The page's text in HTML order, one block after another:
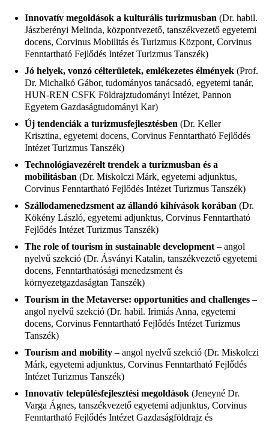
Innovatív megoldások a kulturális turizmusban (Dr. habil.
Jászberényi Melinda, központvezető, tanszékvezető egyetemi
docens, Corvinus Mobilitás és Turizmus Központ, Corvinus
Fenntartható Fejlődés Intézet Turizmus Tanszék)
Jó helyek, vonzó célterületek, emlékezetes élmények (Prof.
Dr. Michalkó Gábor, tudományos tanácsadó, egyetemi tanár,
HUN-REN CSFK Földrajztudományi Intézet, Pannon
Egyetem Gazdaságtudományi Kar)
Új tendenciák a turizmusfejlesztésben (Dr. Keller
Krisztina, egyetemi docens, Corvinus Fenntartható Fejlődés
Intézet Turizmus Tanszék)
Technológiavezérelt trendek a turizmusban és a
mobilitásban (Dr. Miskolczi Márk, egyetemi adjunktus,
Corvinus Fenntartható Fejlődés Intézet Turizmus Tanszék)
Szállodamenedzsment az állandó kihívások korában (Dr.
Kökény László, egyetemi adjunktus, Corvinus Fenntartható
Fejlődés Intézet Turizmus Tanszék)
The role of tourism in sustainable development – angol
nyelvű szekció (Dr. Ásványi Katalin, tanszékvezető egyetemi
docens, Fenntarthatósági menedzsment és
környezetgazdaságtan Tanszék)
Tourism in the Metaverse: opportunities and challenges –
angol nyelvű szekció (Dr. habil. Irimiás Anna, egyetemi
docens, Corvinus Fenntartható Fejlődés Intézet Turizmus
Tanszék)
Tourism and mobility – angol nyelvű szekció (Dr. Miskolczi
Márk, egyetemi adjunktus, Corvinus Fenntartható Fejlődés
Intézet Turizmus Tanszék)
Innovatív településfejlesztési megoldások (Jeneyné Dr.
Varga Ágnes, tanszékvezető egyetemi adjunktus, Corvinus
Fenntartható Fejlődés Intézet Gazdaságföldrajz és